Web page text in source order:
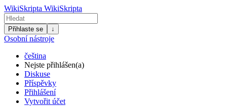
WikiSkripta WikiSkripta
Přihlaste se ↓
Osobní nástroje
čeština
Nejste přihlášen(a)
Diskuse
Příspěvky
Přihlášení
Vytvořit účet